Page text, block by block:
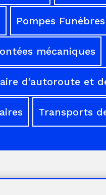
Pompes Funèbres
mécaniques
d’autoroute et
Transports